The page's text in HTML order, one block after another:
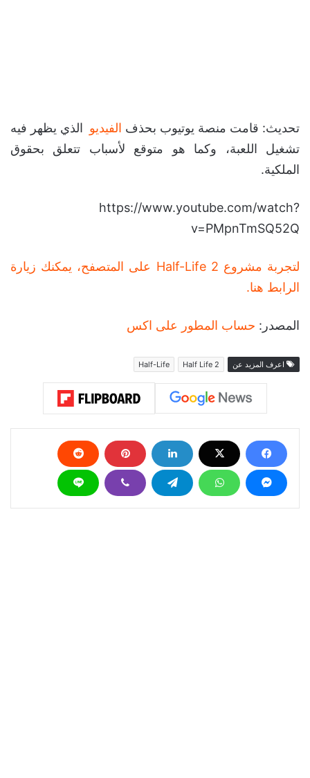
تحديث: قامت منصة يوتيوب بحذف الفيديو الذي يظهر فيه
تشغيل اللعبة، وكما هو متوقع لأسباب تتعلق بحقوق
الملكية.
https://www.youtube.com/watch?
v=PMpnTmSQ52Q
لتجربة مشروع Half-Life 2 على المتصفح، يمكنك زيارة
الرابط هنا.
المصدر: حساب المطور على اكس
اعرف المزيد عن Half Life 2
Half-Life